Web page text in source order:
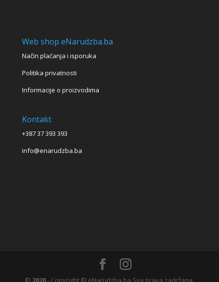
Web shop eNarudzba.ba
Način plaćanja i isporuka
Politika privatnosti
Informacije o proizvodima
Kontakt
+387 37 393 393
info@enarudzba.ba
© 2020- Copyright © eNarudzba.ba Sva prava zadržana.